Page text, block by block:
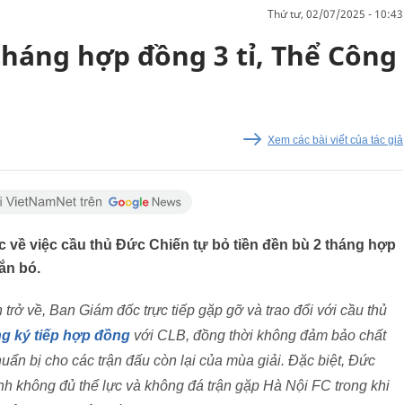
thứ tư, 02/07/2025 - 10:43
hợp đồng 3 tỉ, Thể Công
Xem các bài viết của tác giả
về việc cầu thủ Đức Chiến tự bỏ tiền đền bù 2 tháng hợp
bó.
về, Ban Giám đốc trực tiếp gặp gỡ và trao đổi với cầu thủ
ký tiếp hợp đồng với CLB, đồng thời không đảm bảo chất
bị cho các trận đấu còn lại của mùa giải. Đặc biệt, Đức
không đủ thể lực và không đá trận gặp Hà Nội FC trong khi